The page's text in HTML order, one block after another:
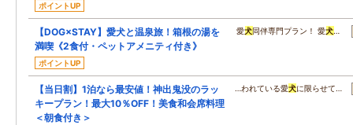
ポイントUP
【DOG×STAY】愛犬と温泉旅！箱根の湯を
満喫《2食付・ペットアメニティ付き》
ポイントUP
愛犬同伴専門プラン！ 愛犬…
【当日割】1泊なら最安値！神出鬼没のラッ
キープラン！最大10％OFF！美食和会席料理
＜朝食付き＞
…われている愛犬に限らせて…